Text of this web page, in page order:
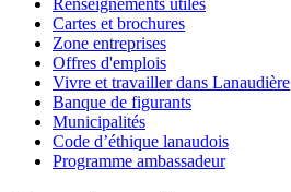
Renseignements utiles
Cartes et brochures
Zone entreprises
Offres d'emplois
Vivre et travailler dans Lanaudière
Banque de figurants
Municipalités
Code d’éthique lanaudois
Programme ambassadeur